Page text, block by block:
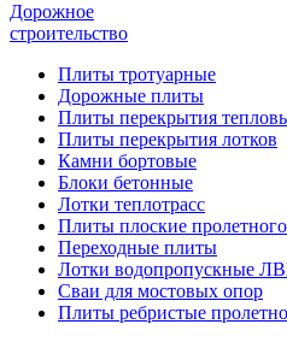
Дорожное
строительство
Плиты тротуарные
Дорожные плиты
Плиты перекрытия
Плиты перекрытия лотков
Камни бортовые
Блоки бетонные
Лотки теплотрасс
Плиты плоские
Переходные плиты
Лотки водопропускные
Сваи для мостовых опор
Плиты ребристые